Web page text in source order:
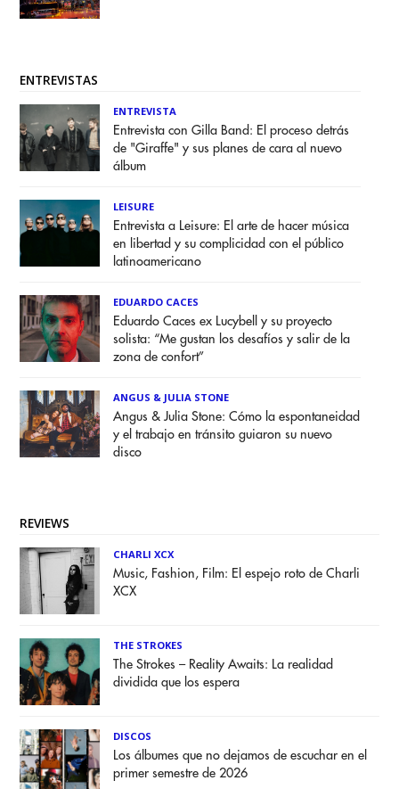
ENTREVISTAS
ENTREVISTA
Entrevista con Gilla Band: El proceso detrás
de "Giraffe" y sus planes de cara al nuevo
álbum
LEISURE
Entrevista a Leisure: El arte de hacer música
en libertad y su complicidad con el público
latinoamericano
EDUARDO CACES
Eduardo Caces ex Lucybell y su proyecto
solista: “Me gustan los desafíos y salir de la
zona de confort”
ANGUS & JULIA STONE
Angus & Julia Stone: Cómo la espontaneidad
y el trabajo en tránsito guiaron su nuevo
disco
REVIEWS
CHARLI XCX
Music, Fashion, Film: El espejo roto de Charli
XCX
THE STROKES
The Strokes – Reality Awaits: La realidad
dividida que los espera
DISCOS
Los álbumes que no dejamos de escuchar en el
primer semestre de 2026